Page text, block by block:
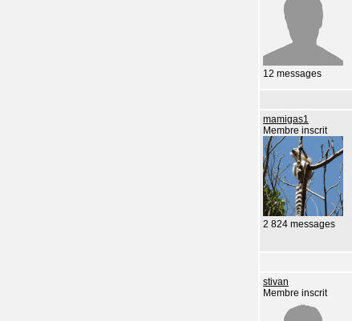
12 messages
mamigas1
Membre inscrit
2 824 messages
stivan
Membre inscrit